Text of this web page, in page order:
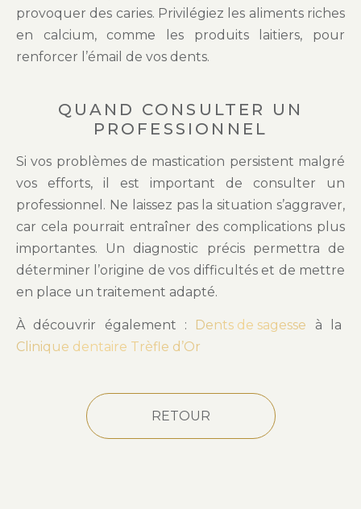
provoquer des caries. Privilégiez les aliments riches
en calcium, comme les produits laitiers, pour
renforcer l’émail de vos dents.
QUAND CONSULTER UN
PROFESSIONNEL
Si vos problèmes de mastication persistent malgré
vos efforts, il est important de consulter un
professionnel. Ne laissez pas la situation s’aggraver,
car cela pourrait entraîner des complications plus
importantes. Un diagnostic précis permettra de
déterminer l’origine de vos difficultés et de mettre
en place un traitement adapté.
À découvrir également : Dents de sagesse à la
Clinique dentaire Trèfle d’Or
RETOUR